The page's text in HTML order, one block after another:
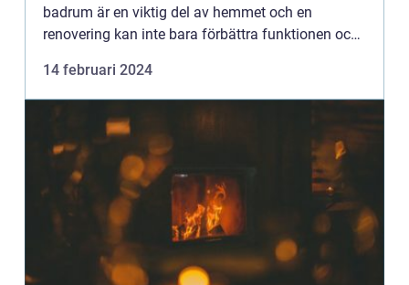
badrum är en viktig del av hemmet och en
renovering kan inte bara förbättra funktionen och
14 februari 2024